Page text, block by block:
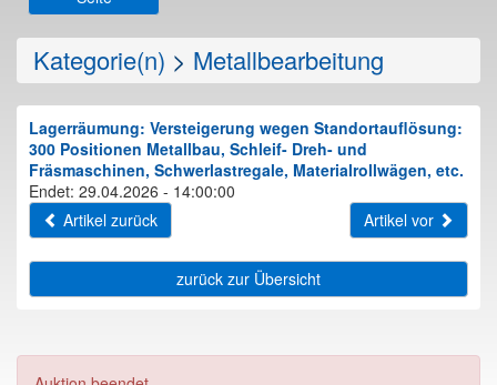
Kategorie(n) > Metallbearbeitung
Lagerräumung: Versteigerung wegen Standortauflösung:
300 Positionen Metallbau, Schleif- Dreh- und
Fräsmaschinen, Schwerlastregale, Materialrollwägen, etc.
Endet: 29.04.2026 - 14:00:00
Artikel zurück
Artikel vor
zurück zur Übersicht